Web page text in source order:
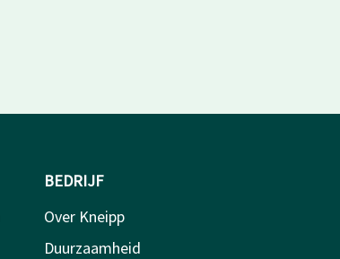
BEDRIJF
Over Kneipp
Duurzaamheid